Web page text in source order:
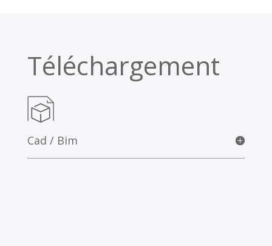
Téléchargement
Cad / Bim